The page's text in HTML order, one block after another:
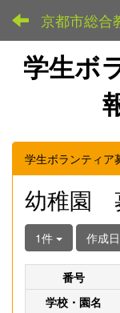
京都市総合
学生ボ
学生ボランティア
幼稚園
1件 作成
番号
学校・園名